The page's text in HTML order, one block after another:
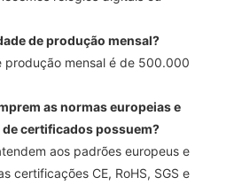
de produção mensal?
produção mensal é de 500.000
as normas europeias e
certificados possuem?
aos padrões europeus e
certificações CE, RoHS, SGS e